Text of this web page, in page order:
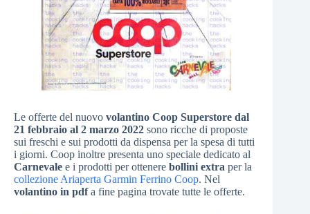
Le offerte del nuovo volantino Coop Superstore dal
21 febbraio al 2 marzo 2022 sono ricche di proposte
sui freschi e sui prodotti da dispensa per la spesa di tutti
i giorni. Coop inoltre presenta uno speciale dedicato al
Carnevale e i prodotti per ottenere bollini extra per la
collezione Ariaperta Garmin Ferrino Coop. Nel
volantino in pdfa fine pagina trovate tutte le offerte.